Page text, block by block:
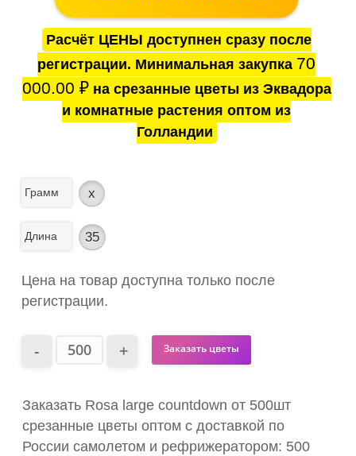
Расчёт ЦЕНЫ доступнен сразу после
регистрации. Минимальная закупка 70
000.00 ₽на срезанные цветы из Эквадора
и комнатные растения оптом из
Голландии
Грамм x
Длина 35
Цена на товар доступна только после
регистрации.
Заказать цветы
Заказать Rosa large countdown от 500шт
срезанные цветы оптом с доставкой по
России самолетом и рефрижератором: 500